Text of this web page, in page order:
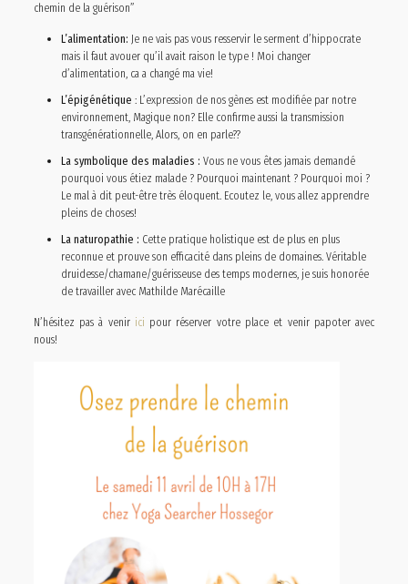
chemin de la guérison”
L’alimentation: Je ne vais pas vous resservir le serment d’hippocrate
mais il faut avouer qu’il avait raison le type ! Moi changer
d’alimentation, ca a changé ma vie!
L’épigénétique : L’expression de nos gènes est modifiée par notre
environnement, Magique non? Elle confirme aussi la transmission
transgénérationnelle, Alors, on en parle??
La symbolique des maladies : Vous ne vous êtes jamais demandé
pourquoi vous étiez malade ? Pourquoi maintenant ? Pourquoi moi ?
Le mal à dit peut-être très éloquent. Ecoutez le, vous allez apprendre
pleins de choses!
La naturopathie : Cette pratique holistique est de plus en plus
reconnue et prouve son efficacité dans pleins de domaines. Véritable
druidesse/chamane/guérisseuse des temps modernes, je suis honorée
de travailler avec Mathilde Marécaille
N’hésitez pas à venirici pour réserver votre place et venir papoter avec
nous!